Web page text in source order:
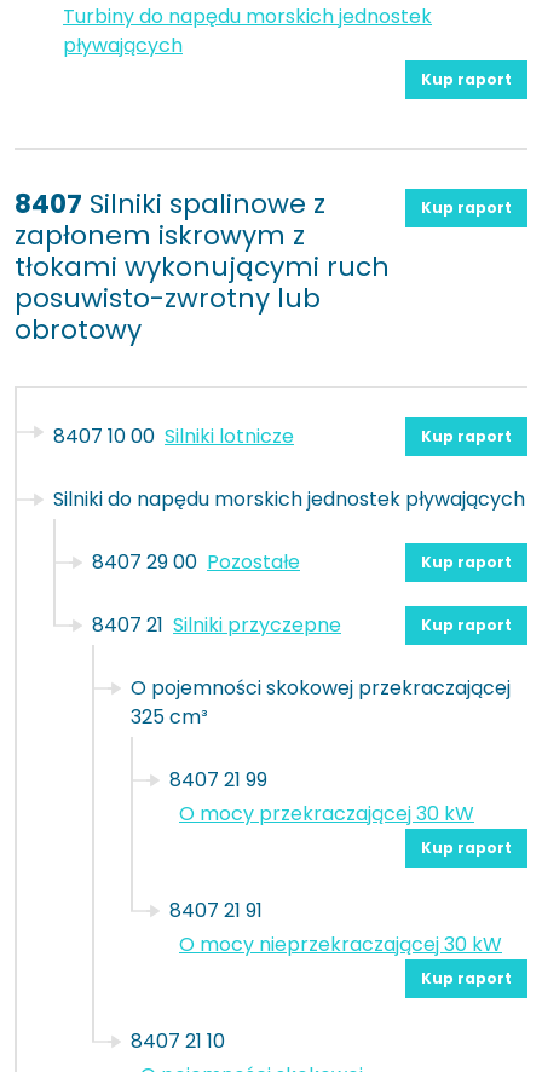
Turbiny do napędu morskich jednostek
pływających
Kup raport
8407 Silniki spalinowe z
zapłonem iskrowym z
tłokami wykonującymi ruch
posuwisto-zwrotny lub
obrotowy
Kup raport
8407 10 00 Silniki lotnicze Kup raport
Silniki do napędu morskich jednostek pływających
8407 29 00 Pozostałe Kup raport
8407 21 Silniki przyczepne Kup raport
O pojemności skokowej przekraczającej
325 cm³
8407 21 99
O mocy przekraczającej 30 kW
Kup raport
8407 21 91
O mocy nieprzekraczającej 30 kW
Kup raport
8407 21 10